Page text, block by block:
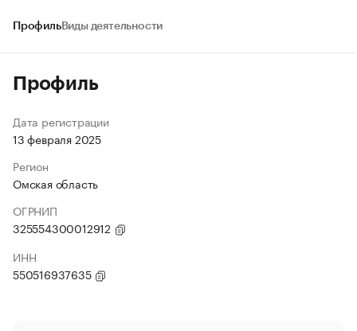
ПрофильВиды деятельности
Профиль
Дата регистрации
13 февраля 2025
Регион
Омская область
ОГРНИП
325554300012912
ИНН
550516937635